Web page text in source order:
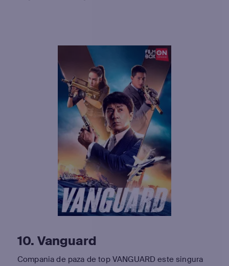
10. Vanguard
Compania de paza de top VANGUARD este singura